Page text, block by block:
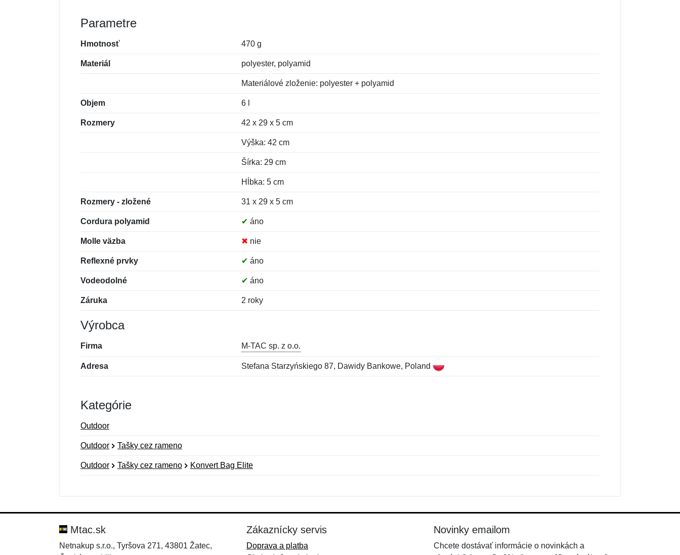
Parametre
Hmotnosť 470 g
Materiál polyester, polyamid
Materiálové zloženie: polyester + polyamid
Objem 6 l
Rozmery 42 x 29 x 5 cm
Výška: 42 cm
Šírka: 29 cm
Hĺbka: 5 cm
Rozmery - zložené 31 x 29 x 5 cm
Cordura polyamid ✔ áno
Molle väzba ✖ nie
Reflexné prvky ✔ áno
Vodeodolné ✔ áno
Záruka 2 roky
Výrobca
Firma M-TAC sp. z o.o.
Adresa Stefana Starzyńskiego 87, Dawidy Bankowe, Poland
Kategórie
Outdoor
Outdoor Tašky cez rameno
Outdoor Tašky cez rameno Konvert Bag Elite
Mtac.sk
Netnakup s.r.o., Tyršova 271, 43801 Žatec,
Zákaznícky servis
Doprava a platba
Novinky emailom
Chcete dostávať informácie o novinkách a